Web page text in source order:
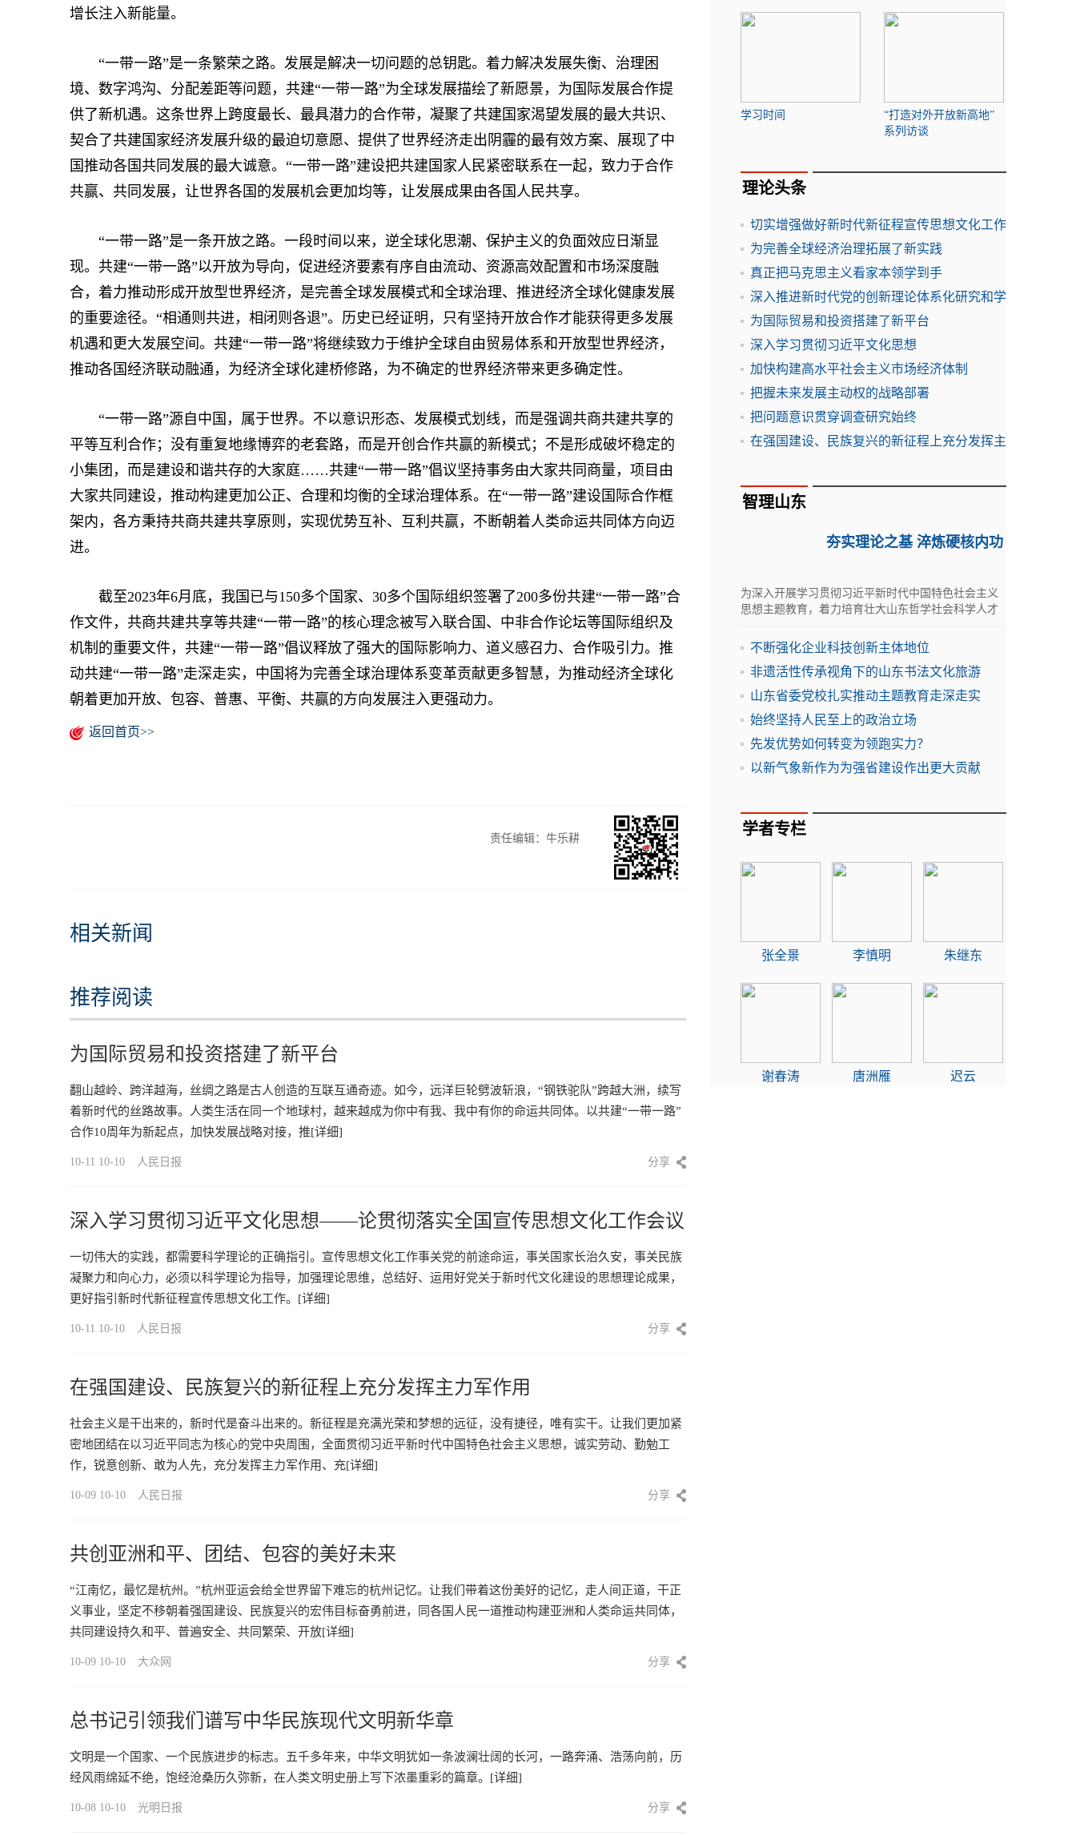
增长注入新能量。
“一带一路”是一条繁荣之路。发展是解决一切问题的总钥匙。着力解决发展失衡、治理困
境、数字鸿沟、分配差距等问题，共建“一带一路”为全球发展描绘了新愿景，为国际发展合作提
供了新机遇。这条世界上跨度最长、最具潜力的合作带，凝聚了共建国家渴望发展的最大共识、
契合了共建国家经济发展升级的最迫切意愿、提供了世界经济走出阴霾的最有效方案、展现了中
国推动各国共同发展的最大诚意。“一带一路”建设把共建国家人民紧密联系在一起，致力于合作
共赢、共同发展，让世界各国的发展机会更加均等，让发展成果由各国人民共享。
“一带一路”是一条开放之路。一段时间以来，逆全球化思潮、保护主义的负面效应日渐显
现。共建“一带一路”以开放为导向，促进经济要素有序自由流动、资源高效配置和市场深度融
合，着力推动形成开放型世界经济，是完善全球发展模式和全球治理、推进经济全球化健康发展
的重要途径。“相通则共进，相闭则各退”。历史已经证明，只有坚持开放合作才能获得更多发展
机遇和更大发展空间。共建“一带一路”将继续致力于维护全球自由贸易体系和开放型世界经济，
推动各国经济联动融通，为经济全球化建桥修路，为不确定的世界经济带来更多确定性。
“一带一路”源自中国，属于世界。不以意识形态、发展模式划线，而是强调共商共建共享的
平等互利合作；没有重复地缘博弈的老套路，而是开创合作共赢的新模式；不是形成破坏稳定的
小集团，而是建设和谐共存的大家庭……共建“一带一路”倡议坚持事务由大家共同商量，项目由
大家共同建设，推动构建更加公正、合理和均衡的全球治理体系。在“一带一路”建设国际合作框
架内，各方秉持共商共建共享原则，实现优势互补、互利共赢，不断朝着人类命运共同体方向迈
进。
截至2023年6月底，我国已与150多个国家、30多个国际组织签署了200多份共建“一带一路”合
作文件，共商共建共享等共建“一带一路”的核心理念被写入联合国、中非合作论坛等国际组织及
机制的重要文件，共建“一带一路”倡议释放了强大的国际影响力、道义感召力、合作吸引力。推
动共建“一带一路”走深走实，中国将为完善全球治理体系变革贡献更多智慧，为推动经济全球化
朝着更加开放、包容、普惠、平衡、共赢的方向发展注入更强动力。
返回首页>>
责任编辑：牛乐耕
相关新闻
推荐阅读
为国际贸易和投资搭建了新平台
翻山越岭、跨洋越海，丝绸之路是古人创造的互联互通奇迹。如今，远洋巨轮劈波斩浪，“钢铁驼队”跨越大洲，续写
着新时代的丝路故事。人类生活在同一个地球村，越来越成为你中有我、我中有你的命运共同体。以共建“一带一路”
合作10周年为新起点，加快发展战略对接，推[详细]
10-11 10-10 人民日报 分享
深入学习贯彻习近平文化思想——论贯彻落实全国宣传思想文化工作会议
精神
一切伟大的实践，都需要科学理论的正确指引。宣传思想文化工作事关党的前途命运，事关国家长治久安，事关民族
凝聚力和向心力，必须以科学理论为指导，加强理论思维，总结好、运用好党关于新时代文化建设的思想理论成果，
更好指引新时代新征程宣传思想文化工作。 [详细]
10-11 10-10 人民日报 分享
在强国建设、民族复兴的新征程上充分发挥主力军作用
社会主义是干出来的，新时代是奋斗出来的。新征程是充满光荣和梦想的远征，没有捷径，唯有实干。让我们更加紧
密地团结在以习近平同志为核心的党中央周围，全面贯彻习近平新时代中国特色社会主义思想，诚实劳动、勤勉工
作，锐意创新、敢为人先，充分发挥主力军作用、充[详细]
10-09 10-10 人民日报 分享
共创亚洲和平、团结、包容的美好未来
“江南忆，最忆是杭州。”杭州亚运会给全世界留下难忘的杭州记忆。让我们带着这份美好的记忆，走人间正道，干正
义事业，坚定不移朝着强国建设、民族复兴的宏伟目标奋勇前进，同各国人民一道推动构建亚洲和人类命运共同体，
共同建设持久和平、普遍安全、共同繁荣、开放[详细]
10-09 10-10 大众网 分享
总书记引领我们谱写中华民族现代文明新华章
文明是一个国家、一个民族进步的标志。五千多年来，中华文明犹如一条波澜壮阔的长河，一路奔涌、浩荡向前，历
经风雨绵延不绝，饱经沧桑历久弥新，在人类文明史册上写下浓墨重彩的篇章。 [详细]
10-08 10-10 光明日报 分享
学习时间
“打造对外开放新高地”
系列访谈
理论头条
切实增强做好新时代新征程宣传思想文化工作
为完善全球经济治理拓展了新实践
真正把马克思主义看家本领学到手
深入推进新时代党的创新理论体系化研究和学
为国际贸易和投资搭建了新平台
深入学习贯彻习近平文化思想
加快构建高水平社会主义市场经济体制
把握未来发展主动权的战略部署
把问题意识贯穿调查研究始终
在强国建设、民族复兴的新征程上充分发挥主
智理山东
夯实理论之基 淬炼硬核内功
为深入开展学习贯彻习近平新时代中国特色社会主义
思想主题教育，着力培育壮大山东哲学社会科学人才
课在滨州举行
不断强化企业科技创新主体地位
非遗活性传承视角下的山东书法文化旅游
山东省委党校扎实推动主题教育走深走实
始终坚持人民至上的政治立场
先发优势如何转变为领跑实力？
以新气象新作为为强省建设作出更大贡献
学者专栏
张全景 李慎明 朱继东
谢春涛 唐洲雁 迟云